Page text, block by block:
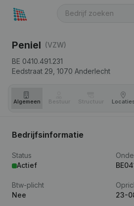
Peniel (VZW)
BE 0410.491.231
Eedstraat 29, 1070 Anderlecht
Algemeen Bestuur Structuur
Bedrijfsinformatie
Status
Actief
Btw-plicht
Nee
23-